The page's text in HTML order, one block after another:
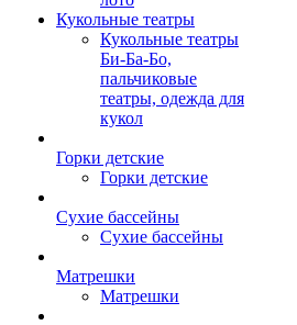
Кукольные театры
Кукольные театры
Би-Ба-Бо,
пальчиковые
театры, одежда для
кукол
Горки детские
Горки детские
Сухие бассейны
Сухие бассейны
Матрешки
Матрешки